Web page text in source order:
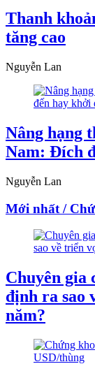
Thanh
tăng cao
Nguyễn Lan
Nâng hạng
Nam: Đích
Nguyễn Lan
Mới nhất /
Chuyên gia
định ra sao
năm?